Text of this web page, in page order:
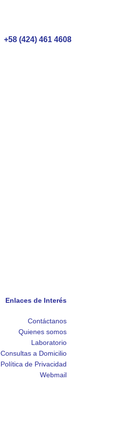
+58 (424) 461 4608
Enlaces de Interés
Contáctanos
Quienes somos
Laboratorio
Consultas a Domicilio
Política de Privacidad
Webmail